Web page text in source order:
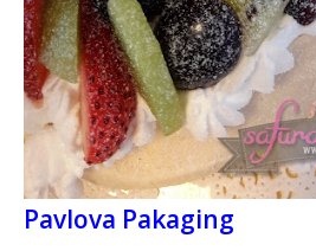
Pavlova Pakaging